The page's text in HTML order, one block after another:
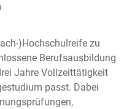
)Hochschulreife zu
Berufsausbildung
Jahre Vollzeittätigkeit
passt. Dabei